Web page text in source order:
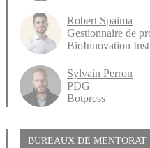
Robert Spaima
Gestionnaire de
BioInnovation
Sylvain Perron
PDG
Botpress
BUREAUX DE MENTORAT